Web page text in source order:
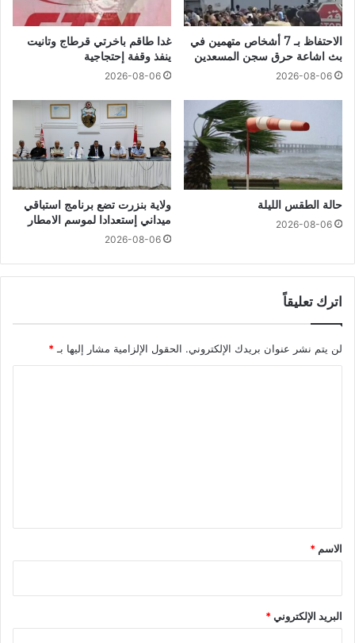
الاحتفاظ بـ 7 أشخاص متهمين في
بث اشاعة حرق سجن المسعدين
2026-08-06
غدا طاقم باخرتي قرطاج وتانيت
ينفذ وقفة إحتجاجية
2026-08-06
حالة الطقس الليلة
2026-08-06
ولاية بنزرت تضع برنامج استباقي
ميداني إستعدادا لموسم الامطار
2026-08-06
اترك تعليقاً
لن يتم نشر عنوان بريدك الإلكتروني. الحقول الإلزامية مشار إليها بـ *
*
الاسم *
البريد الإلكتروني*